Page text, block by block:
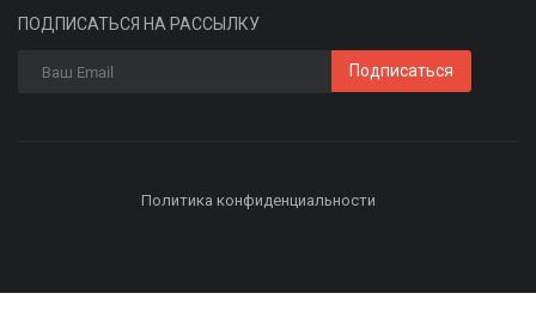
ПОДПИСАТЬСЯ НА РАССЫЛКУ
Подписаться
Политика конфиденциальности